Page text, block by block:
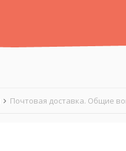
Почтовая доставка. Общие